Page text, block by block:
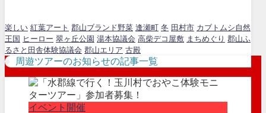
楽しい 紅葉アート 郡山ブランド野菜 逢瀬町 冬 田村市 カブトムシ自然
王国 ヒーロー 翠ヶ丘公園 湯本協議会 高柴デコ屋敷 まちめぐり 郡山ふ
るさと田舎体験協議会 郡山エリア 古殿
周遊ツアーのお知らせの記事一覧
イベント開催